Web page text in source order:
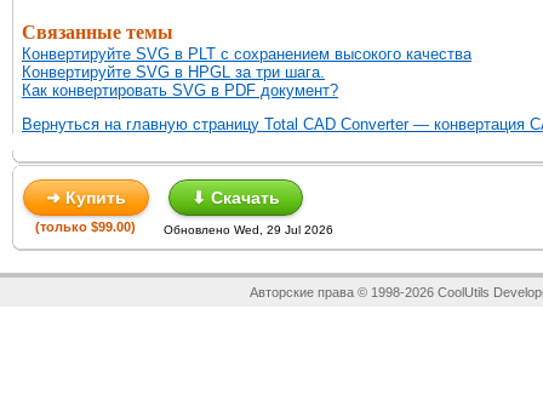
Связанные темы
Конвертируйте SVG в PLT с сохранением высокого качества
Конвертируйте SVG в HPGL за три шага.
Как конвертировать SVG в PDF документ?
Вернуться на главную страницу Total CAD Converter — конвертация
➜ Купить ⬇ Скачать
(только $99.00) Обновлено Wed, 29 Jul 2026
Авторские права © 1998-2026 CoolUtils